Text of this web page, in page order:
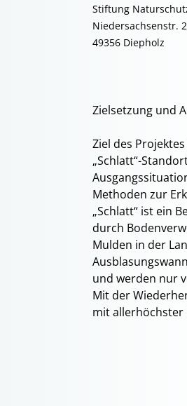
Stiftung
Niedersachsenstr. 2
49356 Diepholz
Zielsetzung und
Ziel des
„Schlatt“-
Methoden zur
„Schlatt“ ist ein
durch
Mulden in der
und werden nur
Mit der
mit allerhöchster